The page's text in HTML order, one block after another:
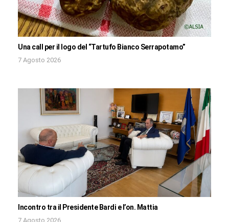
Una call per il logo del “Tartufo Bianco Serrapotamo”
7 Agosto 2026
Incontro tra il Presidente Bardi e l’on. Mattia
7 Agosto 2026